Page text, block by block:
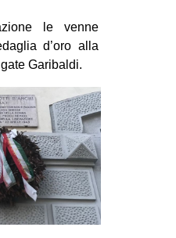
bsky
ms
SEARCH
le venne
d’oro alla
Garibaldi.